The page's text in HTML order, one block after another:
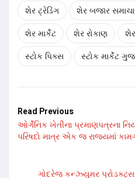
શેર ટ્રેડિંગ શેર બજાર
શેર માર્કેટ શેર રોકાણ
સ્ટોક પિક્સ સ્ટોક માર્કેટ
Read Previous
ઓર્ગેનિક ખેતીના પ્રમાણપત્રના
પરિષદો માત્ર એક જ રાજ્યમાં
ગોદરેજ કન્ઝ્યુમર પ્રોડક્ટ્સ